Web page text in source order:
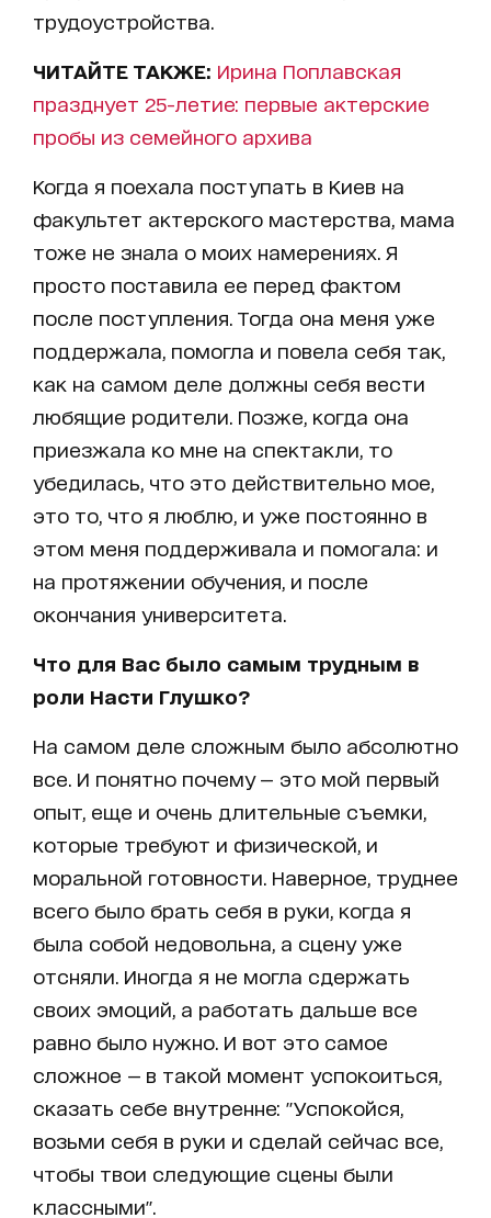
трудоустройства.
ЧИТАЙТЕ ТАКЖЕ: Ирина Поплавская
празднует 25-летие: первые актерские
пробы из семейного архива
Когда я поехала поступать в Киев на
факультет актерского мастерства, мама
тоже не знала о моих намерениях. Я
просто поставила ее перед фактом
после поступления. Тогда она меня уже
поддержала, помогла и повела себя так,
как на самом деле должны себя вести
любящие родители. Позже, когда она
приезжала ко мне на спектакли, то
убедилась, что это действительно мое,
это то, что я люблю, и уже постоянно в
этом меня поддерживала и помогала: и
на протяжении обучения, и после
окончания университета.
Что для Вас было самым трудным в
роли Насти Глушко?
На самом деле сложным было абсолютно
все. И понятно почему — это мой первый
опыт, еще и очень длительные съемки,
которые требуют и физической, и
моральной готовности. Наверное, труднее
всего было брать себя в руки, когда я
была собой недовольна, а сцену уже
отсняли. Иногда я не могла сдержать
своих эмоций, а работать дальше все
равно было нужно. И вот это самое
сложное — в такой момент успокоиться,
сказать себе внутренне: "Успокойся,
возьми себя в руки и сделай сейчас все,
чтобы твои следующие сцены были
классными".